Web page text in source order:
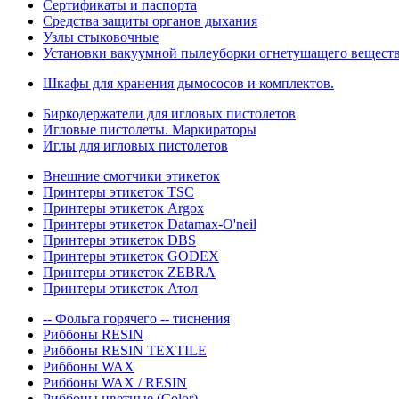
Сертификаты и паспорта
Средства защиты органов дыхания
Узлы стыковочные
Установки вакуумной пылеуборки огнетушащего
Шкафы для хранения дымососов и комплектов.
Биркодержатели для игловых пистолетов
Игловые пистолеты. Маркираторы
Иглы для игловых пистолетов
Внешние смотчики этикеток
Принтеры этикеток TSC
Принтеры этикеток Argox
Принтеры этикеток Datamax-O'neil
Принтеры этикеток DBS
Принтеры этикеток GODEX
Принтеры этикеток ZEBRA
Принтеры этикеток Атол
-- Фольга горячего -- тиснения
Риббоны RESIN
Риббоны RESIN TEXTILE
Риббоны WAX
Риббоны WAX / RESIN